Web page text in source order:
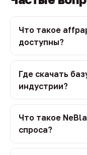
Что такое
доступны?
Где скачать
индустрии?
Что такое
спроса?